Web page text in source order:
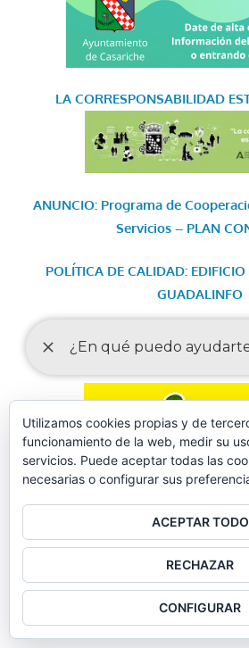
LA CORRESPONSABILIDAD
ANUNCIO: Programa de
Servicios – PLAN
POLÍTICA DE CALIDAD:
GUADALINFO
OBJETOS
Utilizamos cookies propias y de
funcionamiento de la web, medir su
servicios. Puede aceptar todas las
necesarias o configurar sus
ACEPTAR TODO
RECHAZAR
CONFIGURAR